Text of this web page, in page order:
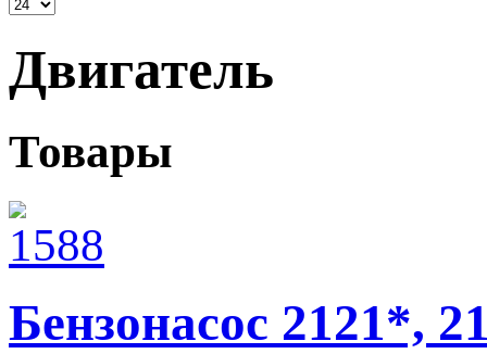
Двигатель
Товары
Бензонасос 2121*,